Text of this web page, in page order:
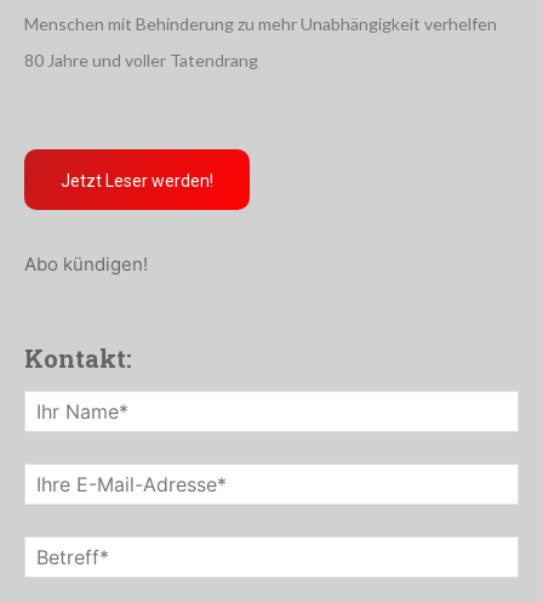
Menschen mit Behinderung zu mehr Unabhängigkeit verhelfen
80 Jahre und voller Tatendrang
Jetzt Leser werden!
Abo kündigen!
Kontakt: